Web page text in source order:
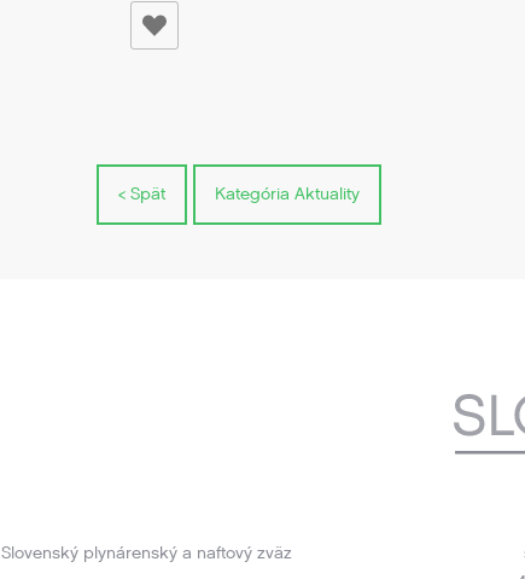
< Spät Kategória Aktuality
Slovenský plynárenský a naftový zväz